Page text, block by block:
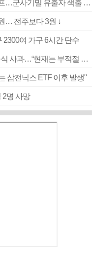
‘탄약 부족 사태’ 보도에 격노한 트럼프…군사기밀 유출자 색출 지시
… 전주보다 3원 ↓
2300여 가구 6시간 단수
[속보] ‘심판 성접대’ 논란 축구협회 공식 사과…“현재는 부적절 행위 없어”
삼전닉스 ETF 이후 발생"
2명 사망